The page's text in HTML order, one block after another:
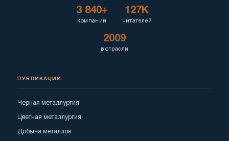
3 840+
компаний
127K
читателей
2009
в отрасли
ПУБЛИКАЦИИ
Черная металлургия
Цветная металлургия
Добыча металлов